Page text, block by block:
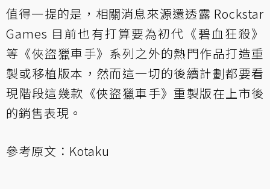
值得一提的是，相關消息來源還透露 Rockstar
Games 目前也有打算要為初代《碧血狂殺》
等《俠盜獵車手》系列之外的熱門作品打造重
製或移植版本，然而這一切的後續計劃都要看
現階段這幾款《俠盜獵車手》重製版在上市後
的銷售表現。
參考原文： Kotaku